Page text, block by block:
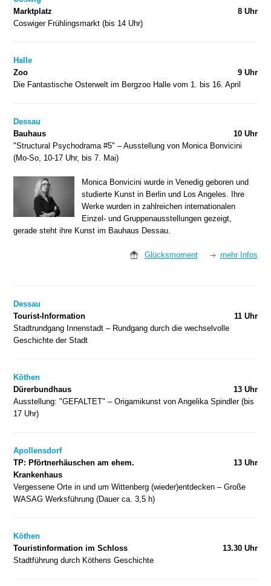
8 Uhr
Marktplatz
Coswiger Frühlingsmarkt (bis 14 Uhr)
Halle
9 Uhr
Zoo
Die Fantastische Osterwelt im Bergzoo Halle vom 1. bis 16. April
Dessau
10 Uhr
Bauhaus
"Structural Psychodrama #5" – Ausstellung von Monica Bonvicini
(Mo-So, 10-17 Uhr, bis 7. Mai)
Monica Bonvicini wurde in Venedig geboren und
studierte Kunst in Berlin und Los Angeles. Ihre
Werke wurden in zahlreichen internationalen
Einzel- und Gruppenausstellungen gezeigt,
gerade steht ihre Kunst im Bauhaus Dessau.
Glücksmoment mehr Infos
Dessau
11 Uhr
Tourist-Information
Stadtrundgang Innenstadt – Rundgang durch die wechselvolle
Geschichte der Stadt
Köthen
13 Uhr
Dürerbundhaus
Ausstellung: "GEFALTET" – Origamikunst von Angelika Spindler (bis
17 Uhr)
Apollensdorf
13 Uhr
TP: Pförtnerhäuschen am ehem.
Krankenhaus
Vergessene Orte in und um Wittenberg (wieder)entdecken – Große
WASAG Werksführung (Dauer ca. 3,5 h)
Köthen
13.30 Uhr
Touristinformation im Schloss
Stadtführung durch Köthens Geschichte